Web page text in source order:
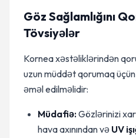
Göz Sağlamlığını
Tövsiyələr
Kornea xəstəliklərindən
uzun müddət qorumaq
əməl edilməlidir:
Müdafiə:Gözlərinizi
hava axınından və UV